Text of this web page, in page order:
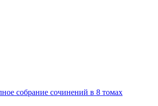
собрание сочинений в 8 томах